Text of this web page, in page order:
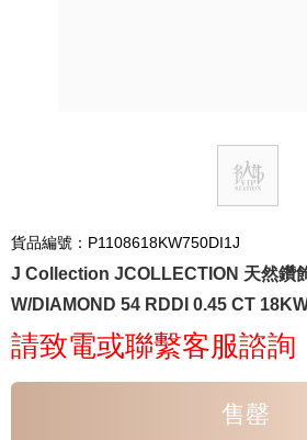
貨品編號：P1108618KW750DI1J
J Collection JCOLLECTION 天然鑽
W/DIAMOND 54 RDDI 0.45 CT
請致電或聯繫客服諮詢
售罄